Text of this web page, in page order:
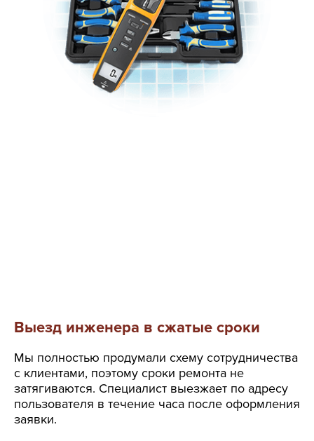
Выезд инженера в сжатые сроки
Мы полностью продумали схему сотрудничества
с клиентами, поэтому сроки ремонта не
затягиваются. Специалист выезжает по адресу
пользователя в течение часа после оформления
заявки.